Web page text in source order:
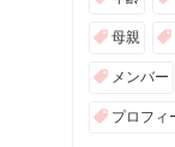
母親
メンバー
プロフィ